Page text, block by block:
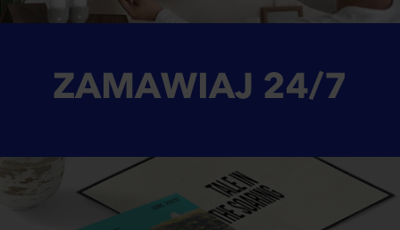
ZAMAWIAJ 24/7